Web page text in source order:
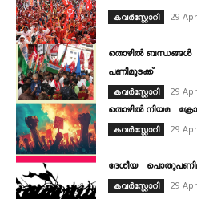
കവര്‍സ്റ്റോറി
29
തൊഴിൽ ബന്ധങ്ങൾ
പണിമുടക്ക്
കവര്‍സ്റ്റോറി
29
തൊഴിൽ നിയമ
കവര്‍സ്റ്റോറി
29
ദേശീയ
കവര്‍സ്റ്റോറി
29